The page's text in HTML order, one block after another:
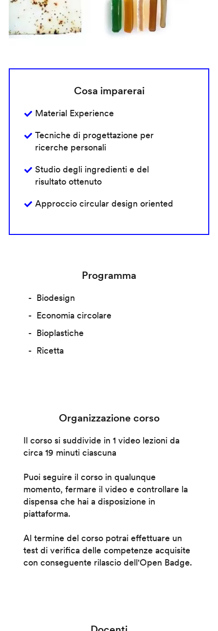
Cosa imparerai
Material Experience
Tecniche di progettazione per
ricerche personali
Studio degli ingredienti e del
risultato ottenuto
Approccio circular design oriented
Programma
Biodesign
Economia circolare
Bioplastiche
Ricetta
Organizzazione corso
Il corso si suddivide in 1 video lezioni da
circa 19 minuti ciascuna
Puoi seguire il corso in qualunque
momento, fermare il video e controllare la
dispensa che hai a disposizione in
piattaforma.
Al termine del corso potrai effettuare un
test di verifica delle competenze acquisite
con conseguente rilascio dell'Open Badge.